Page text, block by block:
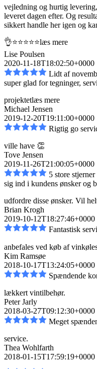
vejledning og hurtig
leveret dagen efter. Og
sikkert handle her igen og
👌⭐️⭐️⭐️⭐️⭐️læs mere
Lise Poulsen
2020-11-18T18:02:50+0000
Lidt af
super glad for tegninger,
projektetlæs mere
Michael Jensen
2019-12-20T19:11:00+0000
Rigtig go
ville have 👏
Tove Jensen
2019-11-26T21:00:05+0000
5 store
sig ind i kundens ønsker og
udfordre disse ønsker. Vil
Brian Krogh
2019-10-12T18:27:46+0000
Fantastisk
anbefales ved køb af
Kim Ramsøe
2018-10-17T13:24:05+0000
Spændende
lækkert vintilbehør.
Peter Jarly
2018-03-27T09:12:30+0000
Meget
service.
Thea Wohlfarth
2018-01-15T17:59:19+0000